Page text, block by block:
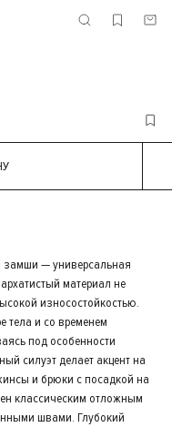
замши — универсальная
материал не
износостойкостью.
тела и со временем
под особенности
силуэт делает акцент на
и брюки с посадкой на
классическим отложным
швами. Глубокий